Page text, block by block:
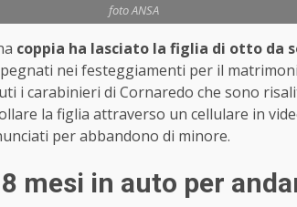
foto ANSA
coppia ha lasciato la figlia di otto da
nei festeggiamenti per il
i carabinieri di Cornaredo che sono
la figlia attraverso un cellulare in
per abbandono di minore.
mesi in auto per